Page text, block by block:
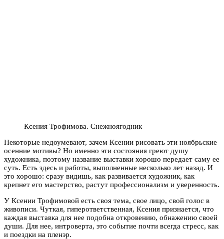
Ксения Трофимова. Снежноягодник
Некоторые недоумевают, зачем Ксении рисовать эти ноябрьские
осенние мотивы? Но именно эти состояния греют душу
художника, поэтому название выставки хорошо передает саму ее
суть. Есть здесь и работы, выполненные несколько лет назад. И
это хорошо: сразу видишь, как развивается художник, как
крепнет его мастерство, растут профессионализм и уверенность.
У Ксении Трофимовой есть своя тема, свое лицо, свой голос в
живописи. Чуткая, гиперответственная, Ксения признается, что
каждая выставка для нее подобна откровению, обнажению своей
души. Для нее, интроверта, это событие почти всегда стресс, как
и поездки на пленэр.